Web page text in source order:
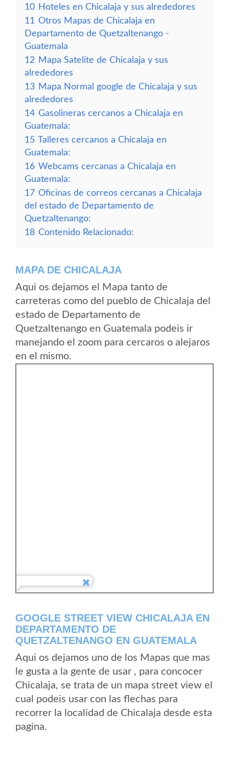
10 Hoteles en Chicalaja y sus alrededores
11 Otros Mapas de Chicalaja en
Departamento de Quetzaltenango -
Guatemala
12 Mapa Satelite de Chicalaja y sus
alrededores
13 Mapa Normal google de Chicalaja y sus
alrededores
14 Gasolineras cercanos a Chicalaja en
Guatemala:
15 Talleres cercanos a Chicalaja en
Guatemala:
16 Webcams cercanas a Chicalaja en
Guatemala:
17 Oficinas de correos cercanas a Chicalaja
del estado de Departamento de
Quetzaltenango:
18 Contenido Relacionado:
MAPA DE CHICALAJA
Aqui os dejamos el Mapa tanto de
carreteras como del pueblo de Chicalaja del
estado de Departamento de
Quetzaltenango en Guatemala podeis ir
manejando el zoom para cercaros o alejaros
en el mismo.
GOOGLE STREET VIEW CHICALAJA EN
DEPARTAMENTO DE
QUETZALTENANGO EN GUATEMALA
Aqui os dejamos uno de los Mapas que mas
le gusta a la gente de usar , para concocer
Chicalaja, se trata de un mapa street view el
cual podeis usar con las flechas para
recorrer la localidad de Chicalaja desde esta
pagina.